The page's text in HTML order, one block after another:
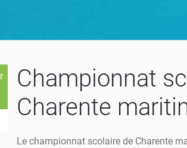
Championnat
Charente
Le championnat scolaire de Charente